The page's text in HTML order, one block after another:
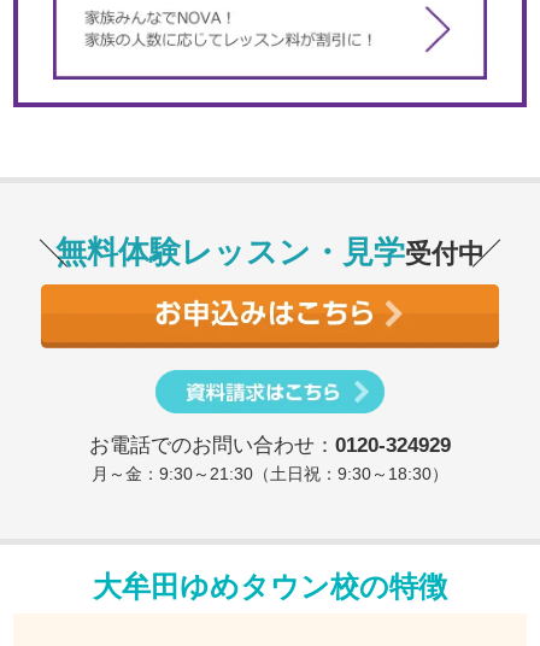
無料体験レッスン・見学受付中
お電話でのお問い合わせ： 0120-324929
月～金：9:30～21:30（土日祝：9:30～18:30）
大牟田ゆめタウン校の特徴